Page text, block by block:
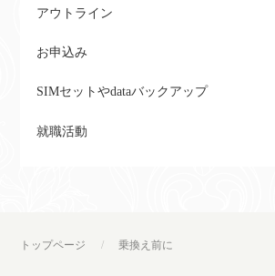
アウトライン
お申込み
SIMセットやdataバックアップ
就職活動
トップページ 乗換え前に